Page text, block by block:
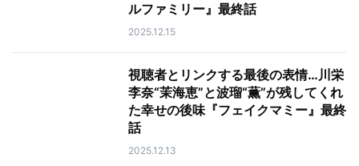
ルファミリー』最終話
2025.12.15
視聴者とリンクする最後の表情…川栄
李奈“茉海恵”と波瑠“薫”が残してくれ
た幸せの後味『フェイクマミー』最終
話
2025.12.13